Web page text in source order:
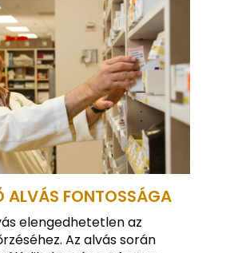
ALVÁS FONTOSSÁGA
elengedhetetlen az
Az alvás során